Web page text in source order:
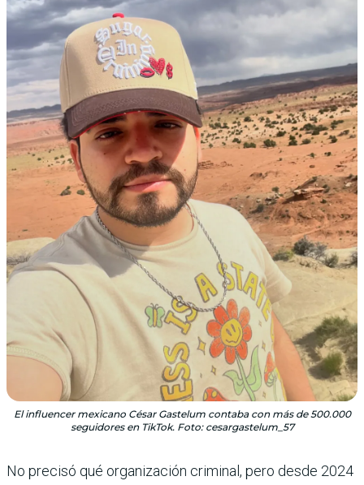
El influencer mexicano César Gastelum contaba con más de 500.000
seguidores en TikTok. Foto: cesargastelum_57
No precisó qué organización criminal, pero desde 2024